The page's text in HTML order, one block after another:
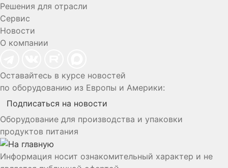
Решения для отрасли
Сервис
Новости
О компании
Оставайтесь в курсе новостей
по оборудованию из Европы и Америки:
Подписаться на новости
Оборудование для производства и упаковки
продуктов питания
Информация носит ознакомительный характер и не